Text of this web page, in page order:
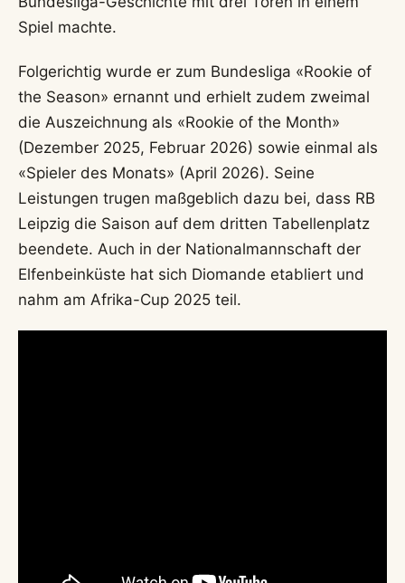
Spiel machte.
Folgerichtig wurde er zum Bundesliga «Rookie of
the Season» ernannt und erhielt zudem zweimal
die Auszeichnung als «Rookie of the Month»
(Dezember 2025, Februar 2026) sowie einmal als
«Spieler des Monats» (April 2026). Seine
Leistungen trugen maßgeblich dazu bei, dass RB
Leipzig die Saison auf dem dritten Tabellenplatz
beendete. Auch in der Nationalmannschaft der
Elfenbeinküste hat sich Diomande etabliert und
nahm am Afrika-Cup 2025 teil.